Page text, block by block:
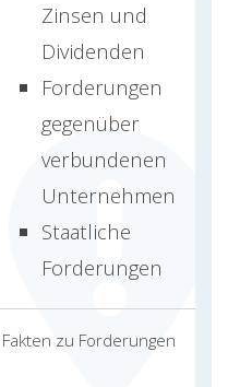
zu Forderungen
Zinsen und
Dividenden
Forderungen
gegenüber
verbundenen
Unternehmen
Staatliche
Forderungen